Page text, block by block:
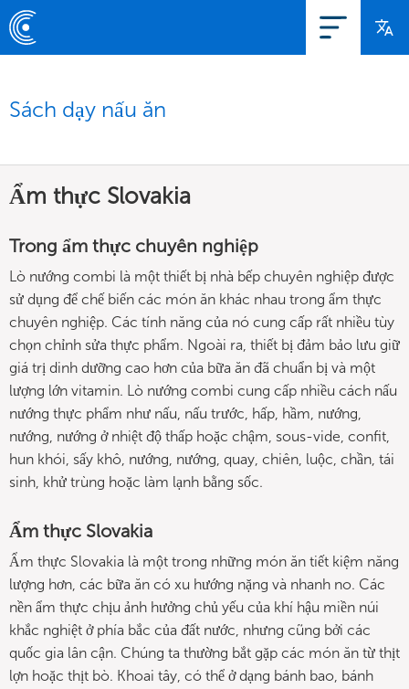
Sách dạy nấu ăn
Ẩm thực Slovakia
Trong ẩm thực chuyên nghiệp
Lò nướng combi là một thiết bị nhà bếp chuyên nghiệp được
sử dụng để chế biến các món ăn khác nhau trong ẩm thực
chuyên nghiệp. Các tính năng của nó cung cấp rất nhiều tùy
chọn chỉnh sửa thực phẩm. Ngoài ra, thiết bị đảm bảo lưu giữ
giá trị dinh dưỡng cao hơn của bữa ăn đã chuẩn bị và một
lượng lớn vitamin. Lò nướng combi cung cấp nhiều cách nấu
nướng thực phẩm như nấu, nấu trước, hấp, hầm, nướng,
nướng, nướng ở nhiệt độ thấp hoặc chậm, sous-vide, confit,
hun khói, sấy khô, nướng, nướng, quay, chiên, luộc, chần, tái
sinh, khử trùng hoặc làm lạnh bằng sốc.
Ẩm thực Slovakia
Ẩm thực Slovakia là một trong những món ăn tiết kiệm năng
lượng hơn, các bữa ăn có xu hướng nặng và nhanh no. Các
nền ẩm thực chịu ảnh hưởng chủ yếu của khí hậu miền núi
khắc nghiệt ở phía bắc của đất nước, nhưng cũng bởi các
quốc gia lân cận. Chúng ta thường bắt gặp các món ăn từ thịt
lợn hoặc thịt bò. Khoai tây, có thể ở dạng bánh bao, bánh